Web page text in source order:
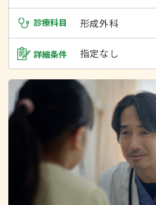
診療科目 形成外科
詳細条件 指定なし